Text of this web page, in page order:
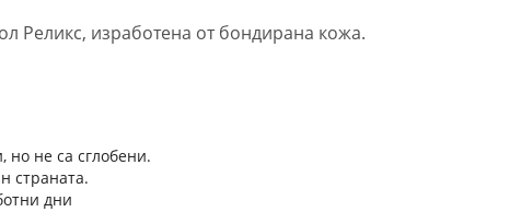
Реликс, изработена от бондирана кожа.
но не са сглобени.
страната.
дни